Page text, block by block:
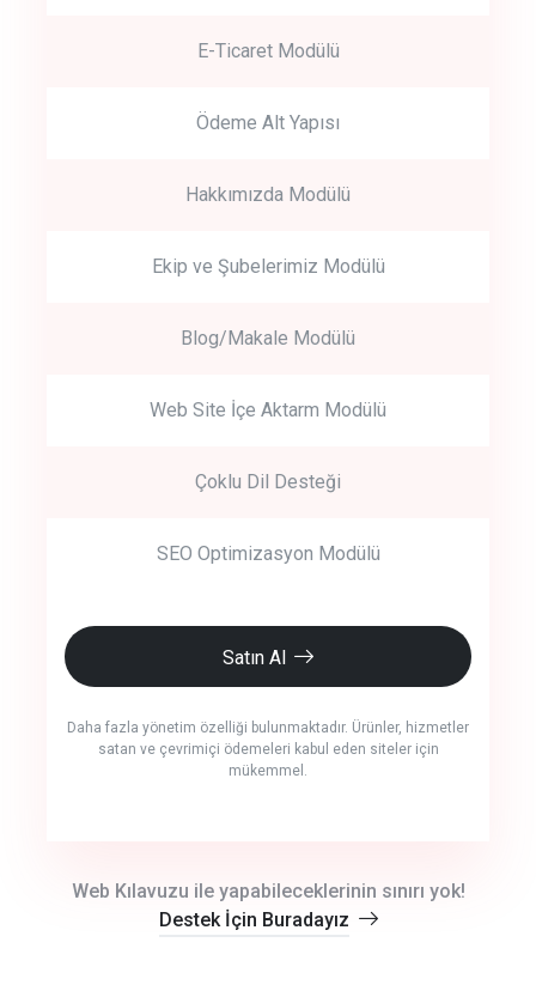
E-Ticaret Modülü
Ödeme Alt Yapısı
Hakkımızda Modülü
Ekip ve Şubelerimiz Modülü
Blog/Makale Modülü
Web Site İçe Aktarm Modülü
Çoklu Dil Desteği
SEO Optimizasyon Modülü
Satın Al
Daha fazla yönetim özelliği bulunmaktadır. Ürünler, hizmetler
satan ve çevrimiçi ödemeleri kabul eden siteler için
mükemmel.
Web Kılavuzu ile yapabileceklerinin sınırı yok!
Destek İçin Buradayız